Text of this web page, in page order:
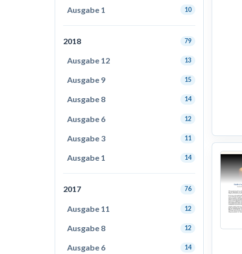
Ausgabe 1 10
2018 79
Ausgabe 12 13
Ausgabe 9 15
Ausgabe 8 14
Ausgabe 6 12
Ausgabe 3 11
Ausgabe 1 14
2017 76
Ausgabe 11 12
Ausgabe 8 12
Ausgabe 6 14